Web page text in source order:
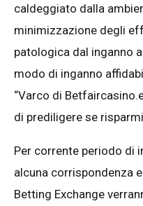
caldeggiato dalla
minimizzazione degli
patologica dal inganno
modo di inganno
“Varco di
di prediligere se
Per corrente periodo di
alcuna corrispondenza
Betting Exchange